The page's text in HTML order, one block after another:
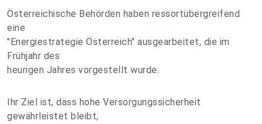
Österreichische Behörden haben ressortübergreifend
eine
"Energiestrategie Österreich" ausgearbeitet, die im
Frühjahr des
heurigen Jahres vorgestellt wurde.
Ihr Ziel ist, dass hohe Versorgungssicherheit
gewährleistet bleibt,